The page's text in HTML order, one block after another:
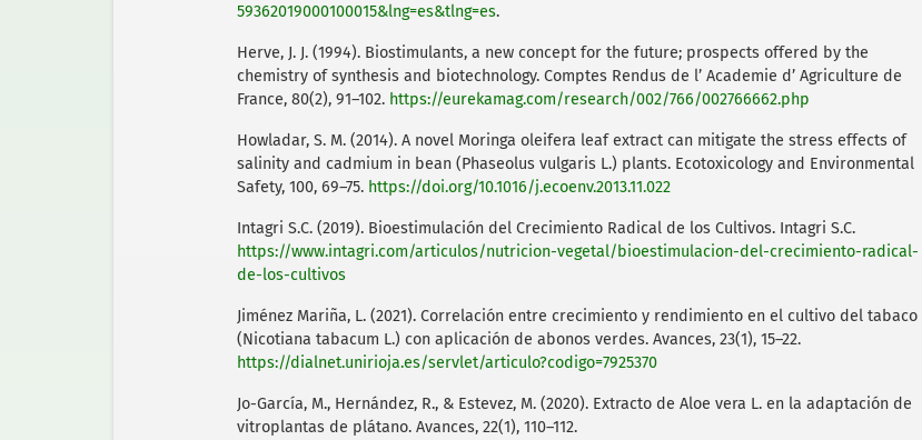
59362019000100015&lng=es&tlng=es.
Herve, J. J. (1994). Biostimulants, a new concept for the future; prospects offered by the
chemistry of synthesis and biotechnology. Comptes Rendus de l’ Academie d’ Agriculture de
France, 80(2), 91–102. https://eurekamag.com/research/002/766/002766662.php
Howladar, S. M. (2014). A novel Moringa oleifera leaf extract can mitigate the stress effects of
salinity and cadmium in bean (Phaseolus vulgaris L.) plants. Ecotoxicology and Environmental
Safety, 100, 69–75. https://doi.org/10.1016/j.ecoenv.2013.11.022
Intagri S.C. (2019). Bioestimulación del Crecimiento Radical de los Cultivos. Intagri S.C.
https://www.intagri.com/articulos/nutricion-vegetal/bioestimulacion-del-crecimiento-radical-
de-los-cultivos
Jiménez Mariña, L. (2021). Correlación entre crecimiento y rendimiento en el cultivo del tabaco
(Nicotiana tabacum L.) con aplicación de abonos verdes. Avances, 23(1), 15–22.
https://dialnet.unirioja.es/servlet/articulo?codigo=7925370
Jo-García, M., Hernández, R., & Estevez, M. (2020). Extracto de Aloe vera L. en la adaptación de
vitroplantas de plátano. Avances, 22(1), 110–112.